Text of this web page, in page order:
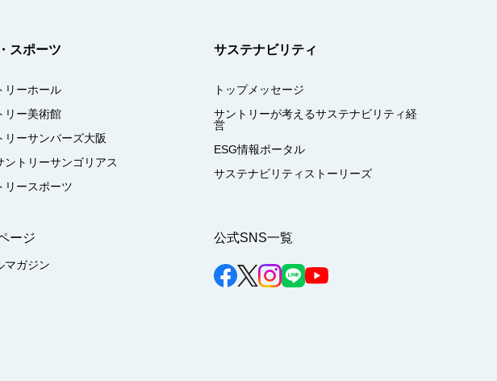
スポーツ
リーホール
リー美術館
リーサンバーズ大阪
ントリーサンゴリアス
リースポーツ
サステナビリティ
トップメッセージ
サントリーが考えるサステナビリティ経
営
ESG情報ポータル
サステナビリティストーリーズ
ージ
マガジン
公式SNS一覧